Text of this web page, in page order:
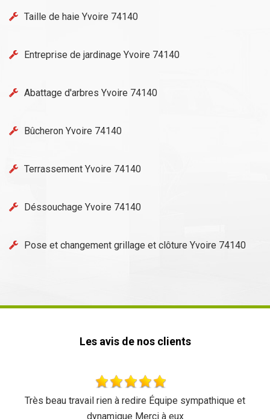
Taille de haie Yvoire 74140
Entreprise de jardinage Yvoire 74140
Abattage d'arbres Yvoire 74140
Bûcheron Yvoire 74140
Terrassement Yvoire 74140
Déssouchage Yvoire 74140
Pose et changement grillage et clôture Yvoire 74140
Les avis de nos clients
Très beau travail rien à redire Équipe sympathique et
dynamique Merci à eux